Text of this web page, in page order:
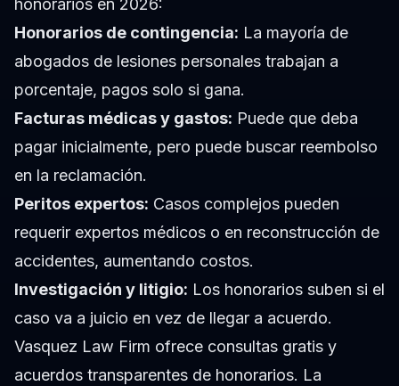
honorarios en 2026:
Honorarios de contingencia: La mayoría de
abogados de lesiones personales trabajan a
porcentaje, pagos solo si gana.
Facturas médicas y gastos: Puede que deba
pagar inicialmente, pero puede buscar reembolso
en la reclamación.
Peritos expertos: Casos complejos pueden
requerir expertos médicos o en reconstrucción de
accidentes, aumentando costos.
Investigación y litigio: Los honorarios suben si el
caso va a juicio en vez de llegar a acuerdo.
Vasquez Law Firm ofrece consultas gratis y
acuerdos transparentes de honorarios. La